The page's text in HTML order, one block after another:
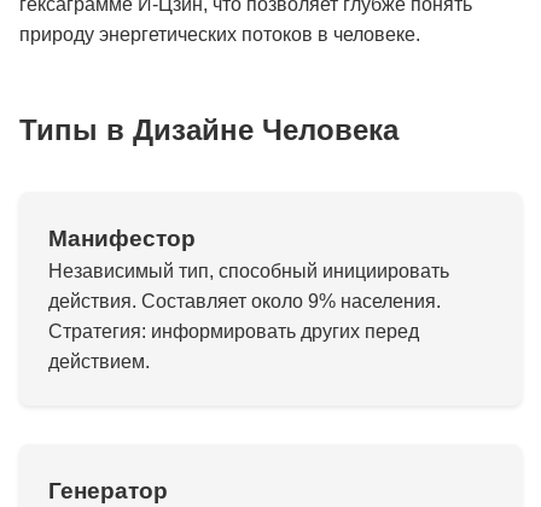
гексаграмме И-Цзин, что позволяет глубже понять
природу энергетических потоков в человеке.
Типы в Дизайне Человека
Манифестор
Независимый тип, способный инициировать
действия. Составляет около 9% населения.
Стратегия: информировать других перед
действием.
Генератор